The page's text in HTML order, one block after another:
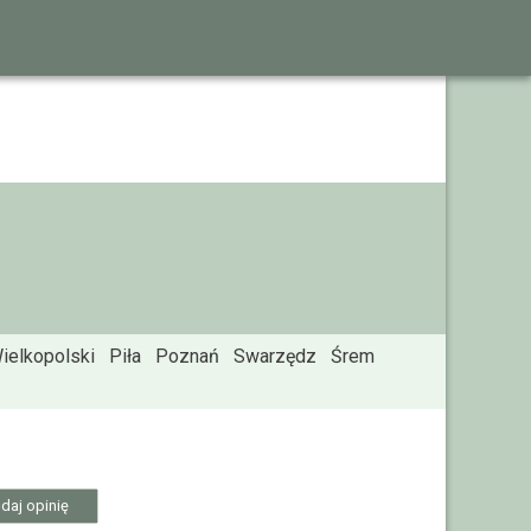
Piła Poznań Swarzędz Śrem
opinię